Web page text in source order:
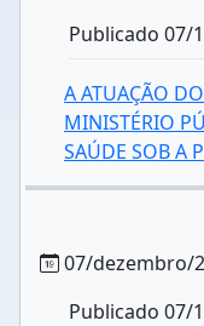
Publicado 07/
A ATUAÇÃO
MINISTÉRIO
SAÚDE SOB A
07/dezembro/
Publicado 07/